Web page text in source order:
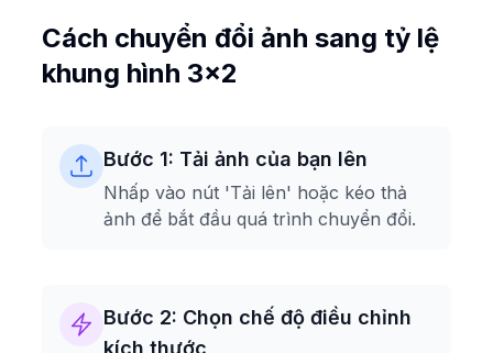
Cách chuyển đổi ảnh sang tỷ lệ
khung hình 3x2
Bước 1: Tải ảnh của bạn lên
Nhấp vào nút 'Tải lên' hoặc kéo thả
ảnh để bắt đầu quá trình chuyển đổi.
Bước 2: Chọn chế độ điều chỉnh
kích thước